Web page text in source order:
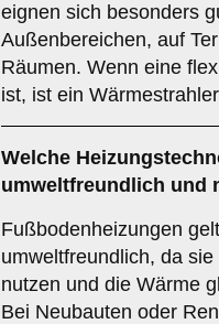
eignen sich besonders
Außenbereichen, auf
Räumen. Wenn eine
ist, ist ein
Welche
umweltfreundlich und
Fußbodenheizungen
umweltfreundlich, da
nutzen und die Wärme
Bei Neubauten oder